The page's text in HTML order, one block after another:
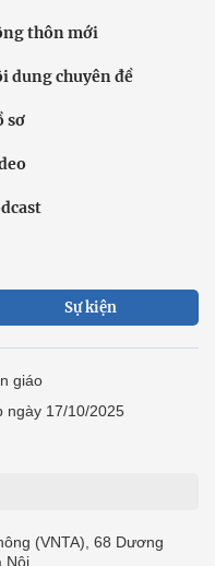
thôn mới
dung chuyên đề
sơ
Sự kiện
giáo
ngày 17/10/2025
(VNTA), 68 Dương
Nội.